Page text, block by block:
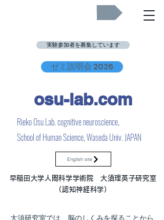
実験参加者を募集しています
osu-lab.com
Rieko Osu Lab. cognitive neuroscience,
School of Human Science, Waseda Univ. JAPAN
English site
早稲田大学人間科学学術院 大須理英子研究室
（認知神経科学）
ゼミ説明会 2026
大須研究室では、脳のしくみを探ることから